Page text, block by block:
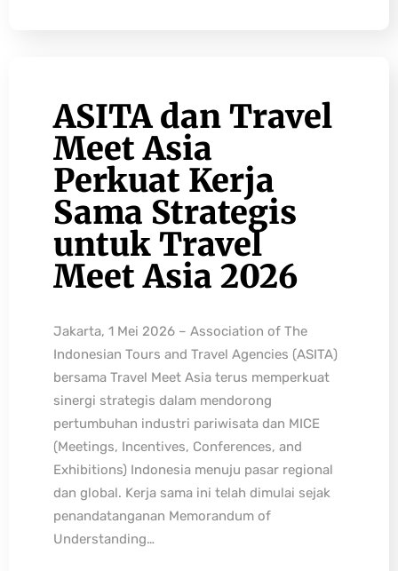
ASITA dan Travel
Meet Asia
Perkuat Kerja
Sama Strategis
untuk Travel
Meet Asia 2026
Jakarta, 1 Mei 2026 – Association of The
Indonesian Tours and Travel Agencies (ASITA)
bersama Travel Meet Asia terus memperkuat
sinergi strategis dalam mendorong
pertumbuhan industri pariwisata dan MICE
(Meetings, Incentives, Conferences, and
Exhibitions) Indonesia menuju pasar regional
dan global. Kerja sama ini telah dimulai sejak
penandatanganan Memorandum of
Understanding…